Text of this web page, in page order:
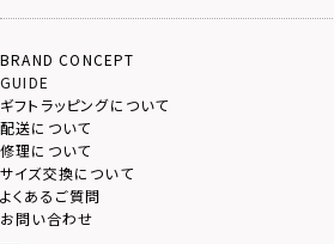
BRAND CONCEPT
GUIDE
ギフトラッピングについて
配送について
修理について
サイズ交換について
よくあるご質問
お問い合わせ